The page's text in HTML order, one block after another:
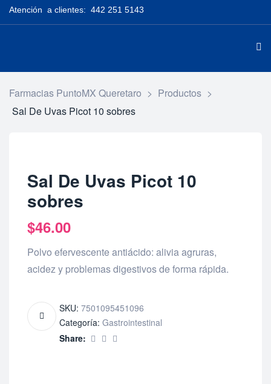
Atención a clientes: 442 251 5143
Farmacias PuntoMX Queretaro > Productos >
Sal De Uvas Picot 10 sobres
Sal De Uvas Picot 10
sobres
$46.00
Polvo efervescente antiácido: alivia agruras,
acidez y problemas digestivos de forma rápida.
SKU: 7501095451096
Categoría: Gastrointestinal
Share: